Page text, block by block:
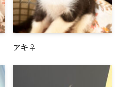
アキ♀